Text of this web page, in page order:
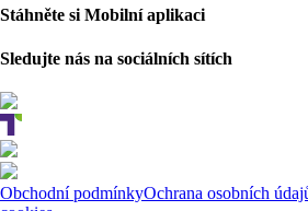
Stáhněte si Mobilní aplikaci
Sledujte nás na sociálních sítích
Obchodní podmínkyOchrana osobních